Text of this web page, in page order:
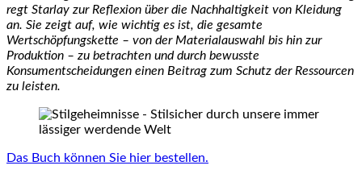
regt Starlay zur Reflexion über die Nachhaltigkeit von Kleidung
an. Sie zeigt auf, wie wichtig es ist, die gesamte
Wertschöpfungskette – von der Materialauswahl bis hin zur
Produktion – zu betrachten und durch bewusste
Konsumentscheidungen einen Beitrag zum Schutz der Ressourcen
zu leisten.
Das Buch können Sie hier bestellen.